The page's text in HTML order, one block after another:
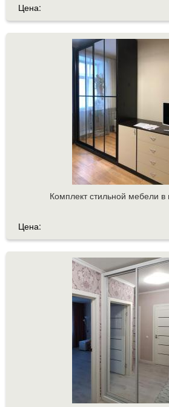
Цена:
Комплект стильной мебели в
Цена: